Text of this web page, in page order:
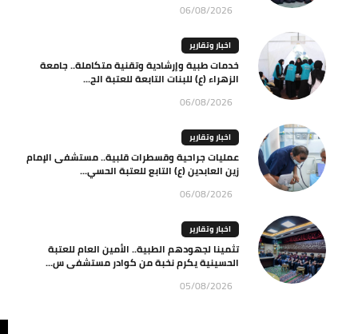
06/08/2026
اخبار وتقارير
خدمات طبية وإرشادية وتقنية متكاملة.. جامعة
الزهراء (ع) للبنات التابعة للعتبة الح...
06/08/2026
اخبار وتقارير
عمليات جراحية وقسطرات قلبية.. مستشفى الإمام
زين العابدين (ع) التابع للعتبة الحسي...
06/08/2026
اخبار وتقارير
تثمينا لجهودهم الطبية.. الأمين العام للعتبة
الحسينية يكرم نخبة من كوادر مستشفى س...
05/08/2026